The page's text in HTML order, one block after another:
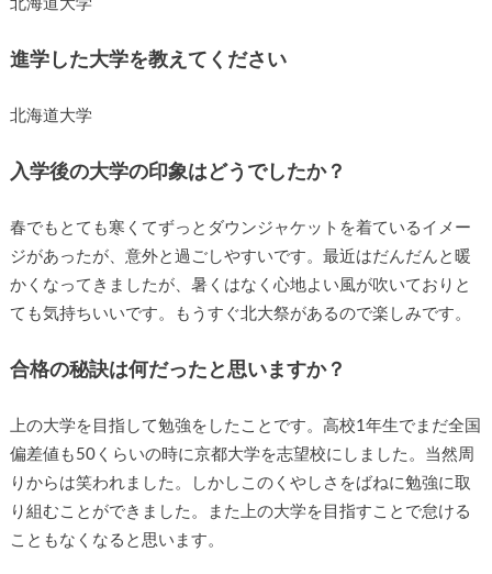
北海道大学
進学した大学を教えてください
北海道大学
入学後の大学の印象はどうでしたか？
春でもとても寒くてずっとダウンジャケットを着ているイメー
ジがあったが、意外と過ごしやすいです。最近はだんだんと暖
かくなってきましたが、暑くはなく心地よい風が吹いておりと
ても気持ちいいです。もうすぐ北大祭があるので楽しみです。
合格の秘訣は何だったと思いますか？
上の大学を目指して勉強をしたことです。高校1年生でまだ全国
偏差値も50くらいの時に京都大学を志望校にしました。当然周
りからは笑われました。しかしこのくやしさをばねに勉強に取
り組むことができました。また上の大学を目指すことで怠ける
こともなくなると思います。